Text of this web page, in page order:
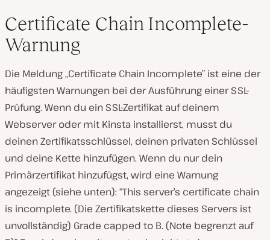
Certificate Chain Incomplete-
Warnung
Die Meldung „Certificate Chain Incomplete” ist eine der
häufigsten Warnungen bei der Ausführung einer SSL-
Prüfung. Wenn du ein SSL-Zertifikat auf deinem
Webserver oder mit Kinsta installierst, musst du
deinen Zertifikatsschlüssel, deinen privaten Schlüssel
und deine Kette hinzufügen. Wenn du nur dein
Primärzertifikat hinzufügst, wird eine Warnung
angezeigt (siehe unten): “This server’s certificate chain
is incomplete. (Die Zertifikatskette dieses Servers ist
unvollständig) Grade capped to B. (Note begrenzt auf